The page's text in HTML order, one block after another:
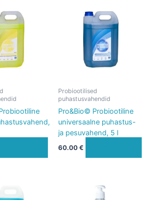
Probiootilised
puhastusvahendid
Pro&Bio© Probiootiline
universaalne puhastus-
ja pesuvahend, 5 l
60.00€